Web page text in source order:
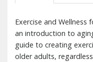
Exercise and Wellness
an introduction to
guide to creating
older adults,